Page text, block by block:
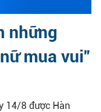
những
mua vui”
14/8 được Hàn